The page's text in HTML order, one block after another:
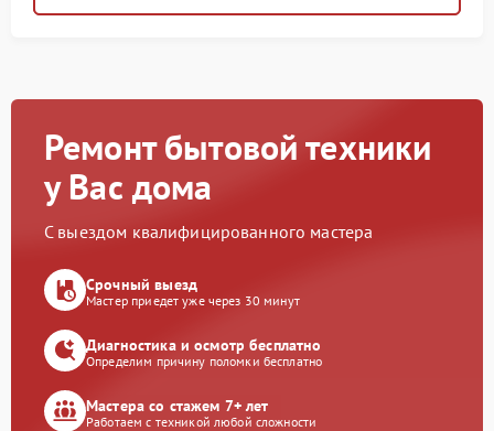
Ремонт бытовой техники
у Вас дома
С выездом квалифицированного мастера
Срочный выезд
Мастер приедет уже через 30 минут
Диагностика и осмотр бесплатно
Определим причину поломки бесплатно
Мастера со стажем 7+ лет
Работаем с техникой любой сложности